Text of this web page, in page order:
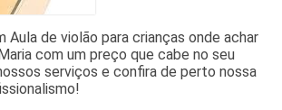
Aula de violão para crianças onde achar
com um preço que cabe no seu
serviços e confira de perto nossa